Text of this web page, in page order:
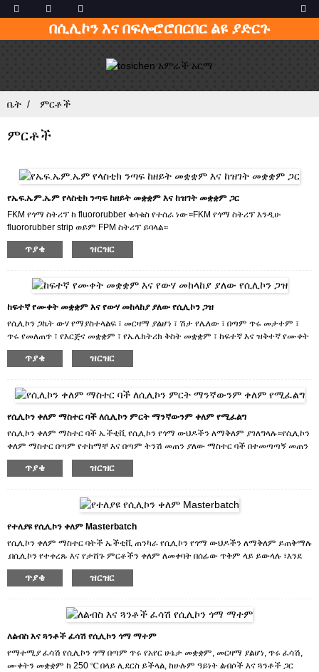
በሲሊኮን እና በፍሎሮሮበርበር ልዩ ያድርጉ
ቤት ምርቶች
ምርቶች
የኤፍ.ኤም.ኤም የላስቲክ ንጣፍ ከዘይት መቋቋም እና ከዝገት መቋቋም ጋር
FKM የጎማ ስትሪፕ ከ fluororubber ቁሳቁስ የተሰራ ነው።FKM የጎማ ስትሪፕ እንዲሁ
fluororubber strip ወይም FPM ስትሪፕ ይባላል።
የ FKM የጎማ ስትሪፕ ከፍተኛ የሙቀት መቋቋም ፣ የዘይት መቋቋም ፣ የአሲድ መቋቋም ፣
የአልካላይን መቋቋም ፣ የዝገት መቋቋም ፣ የመልበስ መቋቋም እና የእርጅና መቋቋም ባህሪዎች
FKM የጎማ ስትሪፕ በአውቶሞቢል፣ በመርከብ ግንባታ፣ በፔትሮሊየም፣ በኬሚካል፣ በማሽነሪ፣
በአቪዬሽን እና በሌሎች የኢንዱስትሪ መስኮች ያገለግላል።
አገልግሎቶችን እንሰጥዎታለን።
ጥያቄ ዝርዝር
ከፍተኛ የሙቀት መቋቋም እና የውሃ መከላከያ ያለው የሲሊኮን ጋዝ
የሲሊኮን ጋኬት ውሃ የማያስተላልፍ ፣ መርዛማ ያልሆነ ፣ ሽታ የሌለው ፣ በጣም ጥሩ መታተም ፣
ጥሩ የመለጠጥ ፣ የእርጅና መቋቋም ፣ የኤሌክትሪክ ቅስት መቋቋም ፣ ከፍተኛ እና ዝቅተኛ የሙቀት
መጠን መቋቋም።
ለምሳ ሣጥን፣ ለመጠጥ ኩባያ፣ ለኤሌክትሪክ ዕቃዎች፣ ለማሽነሪዎች ወዘተ ያገለግላል።
የሲሊኮን ጋኬት መግለጫ ሊበጅ ይችላል።
ጥያቄ ዝርዝር
የሲሊኮን ቀለም ማስተር ባች ለሲሊኮን ምርት ማንኛውንም ቀለም የሚፈልግ
የሲሊኮን ቀለም ማስተር ባች ኤችቲቪ የሲሊኮን የጎማ ውህዶችን ለማቅለም ያገለግላሉ።የሲሊኮን
ቀለም ማስተር በጣም የተከማቸ እና በጣም ትንሽ መጠን ያለው ማስተር ባች በተመጣጣኝ መጠን
ከፍተኛ መጠን ያለው የሲሊኮን ጎማ ቀለም ይኖረዋል።ማንኛውም የሲሊኮን ማስተር ባች ቀለም
ሊበጅ ይችላል።
ምርቶቻችንን የሚፈልጉ ከሆነ ወይም ምርቶቻችንን ለመሸጥ ከፈለጉ ጥሩ ዋጋ እና ምርጥ
አገልግሎቶችን እንሰጥዎታለን።
ጥያቄ ዝርዝር
የተለያዩ የሲሊኮን ቀለም Masterbatch
የሲሊኮን ቀለም ማስተር ባትች ኤችቲቪ ጠንካራ የሲሊኮን የጎማ ውህዶችን ለማቅለም ይጠቅማሉ
.በሲሊኮን የተቀረጹ እና የታሸጉ ምርቶችን ቀለም ለመቀባት በሰፊው ጥቅም ላይ ይውላሉ ፣እንደ
ሲልከን የጎማ ጠረጴዛ ፣ የሞባይል ስልክ መያዣ ፣ የካርቱን መጫወቻዎች ፣ የመኪና መለዋወጫዎች
እና ሌሎች በየቀኑ የሲሊኮን የጎማ ምርቶች ቀለም።ማንኛውም የሲሊኮን ማስተር ባች ቀለም
ምርቶቻችንን የሚፈልጉ ከሆነ ወይም ምርቶቻችንን ለመሸጥ ከፈለጉ ጥሩ ዋጋ እና ምርጥ
አገልግሎቶችን እንሰጥዎታለን።
ጥያቄ ዝርዝር
ለልብስ እና ጓንቶች ፈሳሽ የሲሊኮን ጎማ ማተም
የማተሚያ ፈሳሽ የሲሊኮን ጎማ በጣም ጥሩ የአየር ሁኔታ መቋቋም, መርዛማ ያልሆነ, ጥሩ ፈሳሽ,
ሙቀትን መቋቋም ከ 250 ℃ በላይ ሊደርስ ይችላል, ከሁሉም ዓይነት ልብሶች እና ጓንቶች ጋር